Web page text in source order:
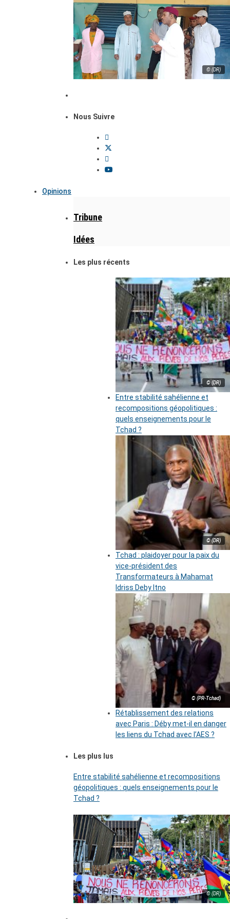
© (DR)
Nous Suivre
Opinions
Tribune
Idées
Les plus récents
© (DR)
Entre stabilité sahélienne et
recompositions géopolitiques :
quels enseignements pour le
Tchad ?
© (DR)
Tchad : plaidoyer pour la paix du
vice-président des
Transformateurs à Mahamat
Idriss Deby Itno
© (PR-Tchad)
Rétablissement des relations
avec Paris : Déby met-il en danger
les liens du Tchad avec l’AES ?
Les plus lus
Entre stabilité sahélienne et recompositions
géopolitiques : quels enseignements pour le
Tchad ?
© (DR)